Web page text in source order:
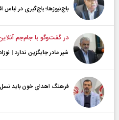
باج‌نیوزها؛ باج‌گیری در لباس
در گفت‌و‌گو با جام‌جم
شیر مادر جایگزین ندارد |
فرهنگ اهدای خون باید